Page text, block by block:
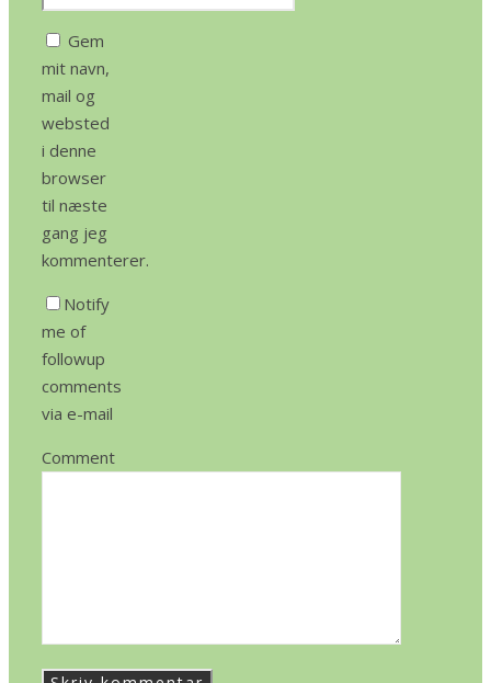
Gem
mit navn,
mail og
websted
i denne
browser
til næste
gang jeg
kommenterer.
Notify
me of
followup
comments
via e-mail
Comment